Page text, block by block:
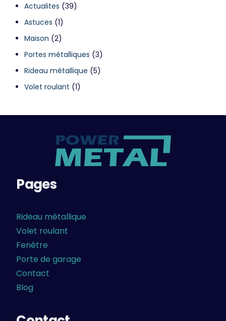
Actualites (39)
Astuces (1)
Maison (2)
Portes métalliques (3)
Rideau métallique (5)
Volet roulant (1)
Pages
Rideau métallique
Volet roulant
Fenêtre
Porte de garage
Contact
Blog